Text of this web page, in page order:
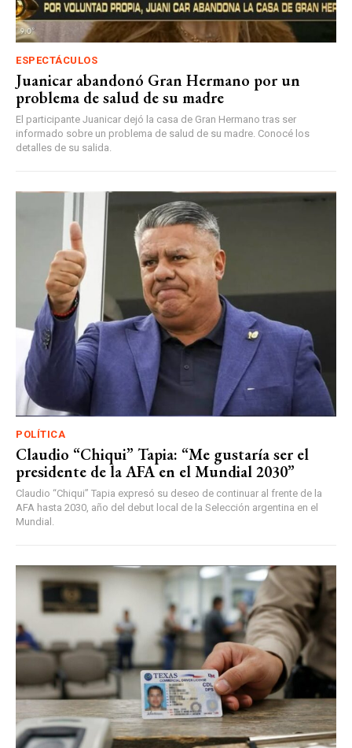
ESPECTÁCULOS
Juanicar abandonó Gran Hermano por un
problema de salud de su madre
El participante Juanicar dejó la casa de Gran Hermano tras ser
informado sobre un problema de salud de su madre. Conocé los
detalles de su salida.
POLÍTICA
Claudio “Chiqui” Tapia: “Me gustaría ser el
presidente de la AFA en el Mundial 2030”
Claudio “Chiqui” Tapia expresó su deseo de continuar al frente de la
AFA hasta 2030, año del debut local de la Selección argentina en el
Mundial.